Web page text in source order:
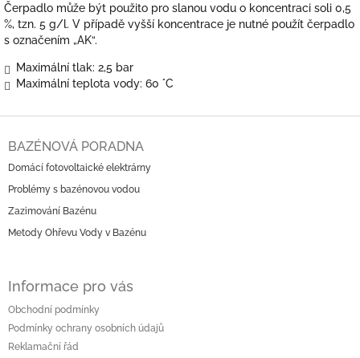
Čerpadlo může být použito pro slanou vodu o koncentraci soli 0,5
%, tzn. 5 g/l. V případě vyšší koncentrace je nutné použít čerpadlo
s označením „AK“.
Maximální tlak: 2,5 bar
Maximální teplota vody: 60 °C
BAZÉNOVÁ PORADNA
Domácí fotovoltaické elektrárny
Problémy s bazénovou vodou
Zazimování Bazénu
Metody Ohřevu Vody v Bazénu
Informace pro vás
Obchodní podmínky
Podmínky ochrany osobních údajů
Reklamační řád